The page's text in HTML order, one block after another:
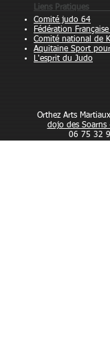
Liens
Comité judo 64
Fédération
Comité national de
Aquitaine Sport
L'esprit du Judo
Orthez Arts
dojo des Soarns
06 75